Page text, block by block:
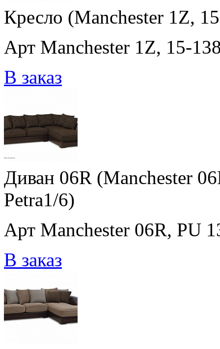
Кресло (Manchester 1Z,
Арт Manchester 1Z, 15-
В заказ
Диван 06R (Manchester
Petra1/6)
Арт Manchester 06R, PU
В заказ